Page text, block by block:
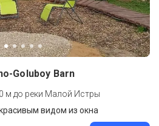
Goluboy Barn
м до реки Малой Истры
видом из окна